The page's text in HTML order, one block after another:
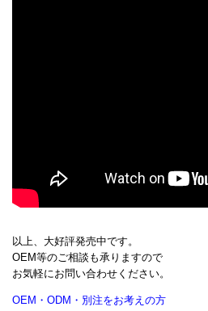
以上、大好評発売中です。
OEM等のご相談も承りますので
お気軽にお問い合わせください。
OEM・ODM・別注をお考えの方